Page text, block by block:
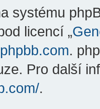
systému
licencí „
.
Pro další
.